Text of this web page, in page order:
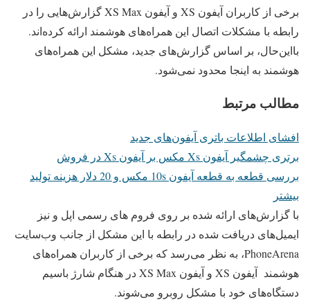
برخی از کاربران آیفون XS و آیفون XS Max گزارش‌هایی را در
رابطه با مشکلات اتصال این همراه‌های هوشمند ارائه کرده‌اند.
بااین‌حال، بر اساس گزارش‌های جدید، مشکل این همراه‌های
هوشمند به اینجا محدود نمی‌شود.
مطالب مرتبط
افشای اطلاعات باتری آیفون‌های جدید
برتری چشمگیر آیفون Xs مکس بر آیفون Xs در فروش
بررسی قطعه به قطعه آیفون 10s مکس و 20 دلار هزینه تولید
بیشتر
با گزارش‌های ارائه شده بر روی فروم های رسمی اپل و نیز
ایمیل‌های دریافت شده در رابطه با این مشکل از جانب وب‌سایت
PhoneArena، به نظر می‌رسد که برخی از کاربران همراه‌های
هوشمند آیفون XS و آیفون XS Max در هنگام شارژ باسیم
دستگاه‌های خود با مشکل روبرو می‌شوند.